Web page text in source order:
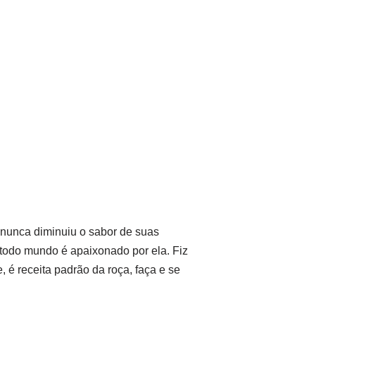
diminuiu o sabor de suas
mundo é apaixonado por ela. Fiz
é receita padrão da roça, faça e se